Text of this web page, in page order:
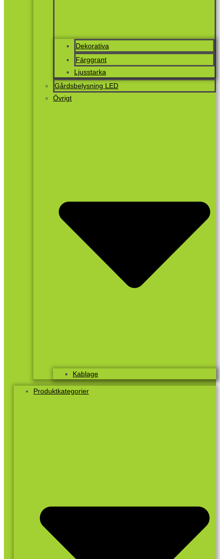
Dekorativa
Färggrant
Ljusstarka
Gårdsbelysning LED
Övrigt
Kablage
Produktkategorier